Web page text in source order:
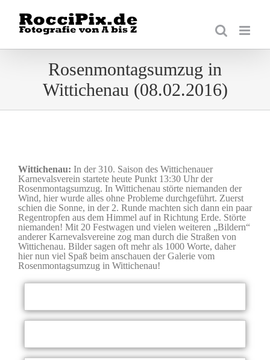
Inhalt
springen
Rosenmontagsumzug in
Wittichenau (08.02.2016)
Wittichenau: In der 310. Saison des Wittichenauer
Karnevalsverein startete heute Punkt 13:30 Uhr der
Rosenmontagsumzug. In Wittichenau störte niemanden der
Wind, hier wurde alles ohne Probleme durchgeführt. Zuerst
schien die Sonne, in der 2. Runde machten sich dann ein paar
Regentropfen aus dem Himmel auf in Richtung Erde. Störte
niemanden! Mit 20 Festwagen und vielen weiteren „Bildern“
anderer Karnevalsvereine zog man durch die Straßen von
Wittichenau. Bilder sagen oft mehr als 1000 Worte, daher
hier nun viel Spaß beim anschauen der Galerie vom
Rosenmontagsumzug in Wittichenau!